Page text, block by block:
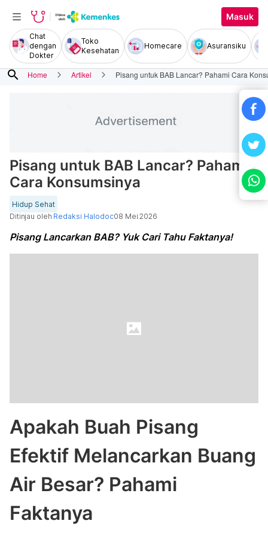
Masuk
Chat
dengan
Dokter
Toko
Kesehatan
Homecare Asuransiku
search Home Artikel Pisang untuk BAB Lancar? Pahami Cara
Pisang untuk BAB Lancar? Pahami
Cara Konsumsinya
Hidup Sehat
Ditinjau oleh Redaksi Halodoc08 Mei 2026
Pisang Lancarkan BAB? Yuk Cari Tahu Faktanya!
Apakah Buah Pisang
Efektif Melancarkan Buang
Air Besar? Pahami
Faktanya